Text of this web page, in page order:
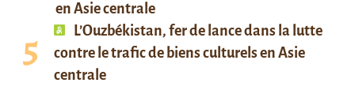
en Asie centrale
L’Ouzbékistan, fer de lance dans la lutte
contre le trafic de biens culturels en Asie
centrale